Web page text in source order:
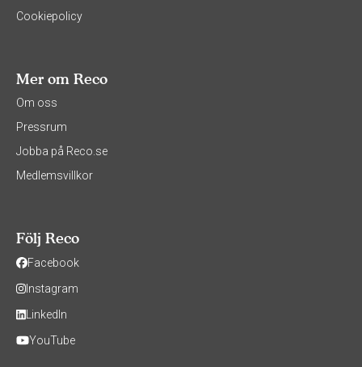
Cookiepolicy
Mer om Reco
Om oss
Pressrum
Jobba på Reco.se
Medlemsvillkor
Följ Reco
Facebook
Instagram
LinkedIn
YouTube